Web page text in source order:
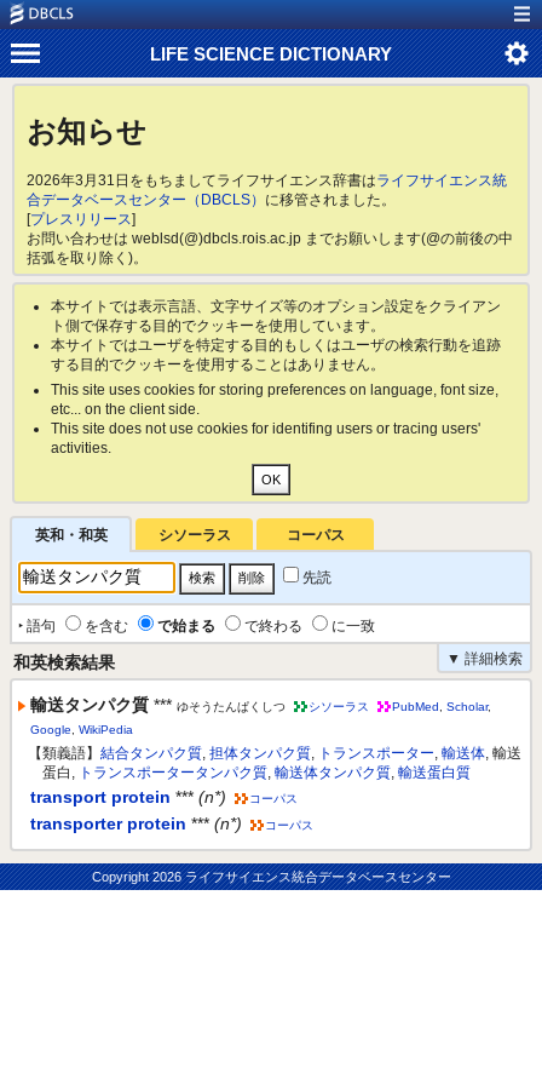
LIFE SCIENCE DICTIONARY
お知らせ
2026年3月31日をもちましてライフサイエンス辞書はライフサイエンス統
合データベースセンター（DBCLS） に移管されました。
[プレスリリース]
お問い合わせは weblsd(@)dbcls.rois.ac.jp までお願いします(@の前後の中
括弧を取り除く)。
本サイトでは表示言語、文字サイズ等のオプション設定をクライアン
ト側で保存する目的でクッキーを使用しています。
本サイトではユーザを特定する目的もしくはユーザの検索行動を追跡
する目的でクッキーを使用することはありません。
This site uses cookies for storing preferences on language, font size,
etc... on the client side.
This site does not use cookies for identifing users or tracing users'
activities.
英和・和英 シソーラス コーパス
先読
‣ 語句 を含む で始まる で終わる
に一致
▼ 詳細検索
和英検索結果
輸送タンパク質 *** ゆそうたんぱくしつ シソーラス PubMed Scholar,
Google
WikiPedia
【類義語】 結合タンパク質, 担体タンパク質, トランスポーター, 輸送体, 輸送
蛋白, トランスポータータンパク質, 輸送体タンパク質, 輸送蛋白質
transport protein *** (n*) コーパス
transporter protein *** (n*) コーパス
Copyright2026 ライフサイエンス統合データベースセンター